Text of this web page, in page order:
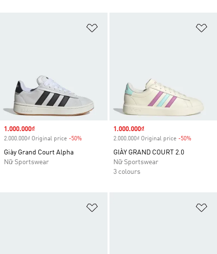
Sale price
1.000.000₫
2.000.000₫ Original price -50%
Giày Grand Court Alpha
Nữ Sportswear
Sale price
1.000.000₫
2.000.000₫ Original price -50%
GIÀY GRAND COURT 2.0
Nữ Sportswear
3 colours